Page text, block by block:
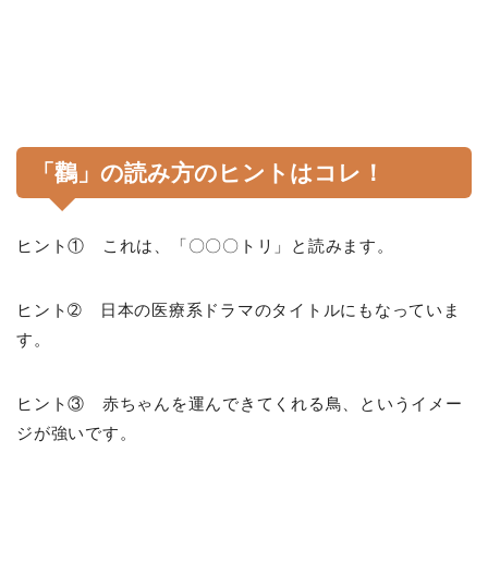
「鸛」の読み方のヒントはコレ！
ヒント① これは、「〇〇〇トリ」と読みます。
ヒント➁ 日本の医療系ドラマのタイトルにもなっていま
す。
ヒント③ 赤ちゃんを運んできてくれる鳥、というイメー
ジが強いです。